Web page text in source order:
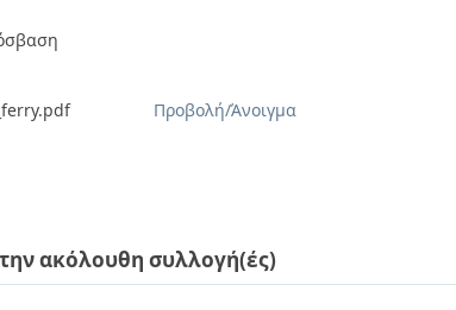
Προβολή/Άνοιγμα
ακόλουθη συλλογή(ές)